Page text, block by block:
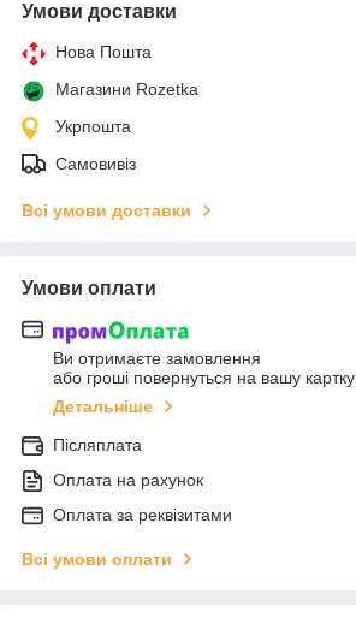
Умови доставки
Нова Пошта
Магазини Rozetka
Укрпошта
Самовивіз
Всі умови доставки
Умови оплати
Ви отримаєте замовлення
або гроші повернуться на вашу картку
Детальніше
Післяплата
Оплата на рахунок
Оплата за реквізитами
Всі умови оплати